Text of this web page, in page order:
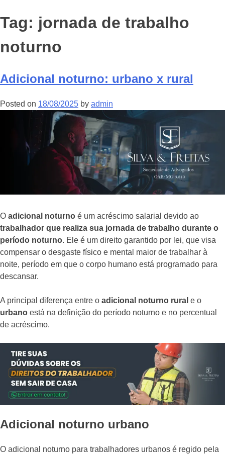
Tag: jornada de trabalho
noturno
Adicional noturno: urbano x rural
Posted on 18/08/2025 by admin
O adicional noturno é um acréscimo salarial devido ao
trabalhador que realiza sua jornada de trabalho durante o
período noturno. Ele é um direito garantido por lei, que visa
compensar o desgaste físico e mental maior de trabalhar à
noite, período em que o corpo humano está programado para
descansar.
A principal diferença entre o adicional noturno rural e o
urbano está na definição do período noturno e no percentual
de acréscimo.
Adicional noturno urbano
O adicional noturno para trabalhadores urbanos é regido pela